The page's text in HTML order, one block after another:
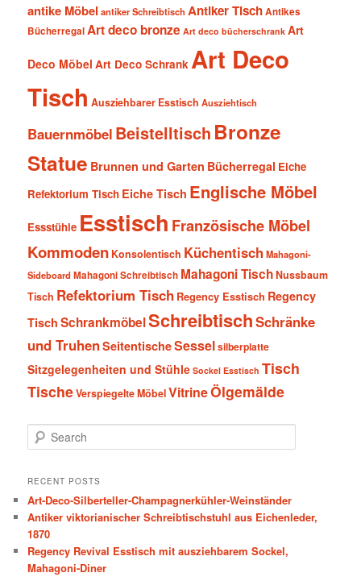
antike Möbel antiker Schreibtisch Antiker TischAntikes
BücherregalArt deco bronze Art deco bücherschrank Art
Deco Möbel Art Deco Schrank Art Deco
Tisch Ausziehbarer Esstisch Ausziehtisch
Bauernmöbel Beistelltisch Bronze
Statue Brunnen und Garten Bücherregal Eiche
Refektorium Tisch Eiche Tisch Englische Möbel
Essstühle Esstisch Französische Möbel
Kommoden Konsolentisch Küchentisch Mahagoni-
SideboardMahagoni Schreibtisch Mahagoni TischNussbaum
Tisch Refektorium Tisch Regency Esstisch Regency
Tisch SchrankmöbelSchreibtischSchränke
und TruhenSeitentischeSesselsilberplatte
Sitzgelegenheiten und Stühle Sockel Esstisch Tisch
TischeVerspiegelte MöbelVitrineÖlgemälde
e
r
h
RECENT POSTS
Art-Deco-Silberteller-Champagnerkühler-Weinständer
Antiker viktorianischer Schreibtischstuhl aus Eichenleder,
1870
Regency Revival Esstisch mit ausziehbarem Sockel,
Mahagoni-Diner